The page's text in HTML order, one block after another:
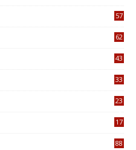
57
62
43
33
23
17
88